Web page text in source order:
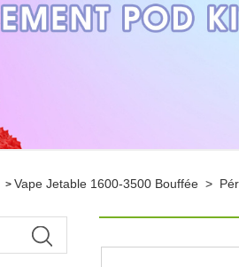
> Vape Jetable 1600-3500 Bouffée >